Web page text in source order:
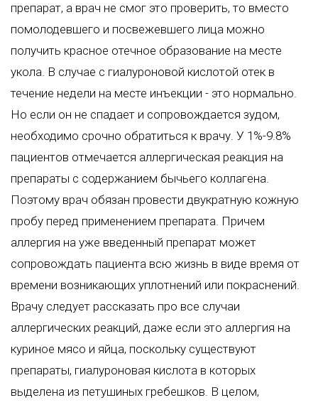
препарат, а врач не смог это проверить, то вместо
помолодевшего и посвежевшего лица можно
получить красное отечное образование на месте
укола. В случае с гиалуроновой кислотой отек в
течение недели на месте инъекции - это нормально.
Но если он не спадает и сопровождается зудом,
необходимо срочно обратиться к врачу. У 1%-9.8%
пациентов отмечается аллергическая реакция на
препараты с содержанием бычьего коллагена.
Поэтому врач обязан провести двукратную кожную
пробу перед применением препарата. Причем
аллергия на уже введенный препарат может
сопровождать пациента всю жизнь в виде время от
времени возникающих уплотнений или покраснений.
Врачу следует рассказать про все случаи
аллергических реакций, даже если это аллергия на
куриное мясо и яйца, поскольку существуют
препараты, гиалуроновая кислота в которых
выделена из петушиных гребешков. В целом,